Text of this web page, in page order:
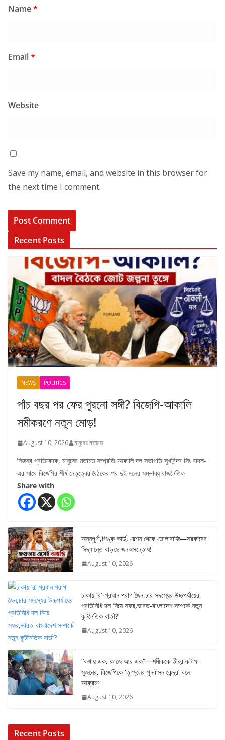
Name*
Email*
Website
Save my name, email, and website in this browser for
the next time I comment.
Recent Posts
NEWS POLITICS
পাঁচ বছর পর ফের পুরনো সঙ্গী? বিজেপি-আকালি
সমীকরণে নতুন মোড়!
August 10, 2026 মানুষের মতামত
নিজস্ব প্রতিবেদক, মানুষের মতামত:সম্প্রতি আকালি দল সভাপতি সুখবিন্দর সিং বাদল-
এর সাথে বিজেপির শীর্ষ নেতৃত্বের বৈঠকের পর দুই দলের সম্ভাব্য রাজনৈতিক
Share with
অন্নপূর্ণা,পিঙ্ক কার্ড, রেশন থেকে তোলাবাজি—সরকারের
সিদ্ধান্তে বাড়ছে জনঅসন্তোষ!
August 10, 2026
ঢাকায় ‘র’-প্রধান পরাগ জৈন,চার সদস্যের উচ্চপর্যায়ের
প্রতিনিধি দল নিয়ে সফর,ভারত-বাংলাদেশ সম্পর্কে নতুন
কূটনৈতিক বার্তা?
August 10, 2026
“কথায় এক, কাজে আর এক”—শমীককে তীব্র কটাক্ষ
সুজনের, বিজেপিকে ‘তৃণমূলের পুনর্বাসন কেন্দ্র’ বলে
আক্রমণ
August 10, 2026
Recent Posts